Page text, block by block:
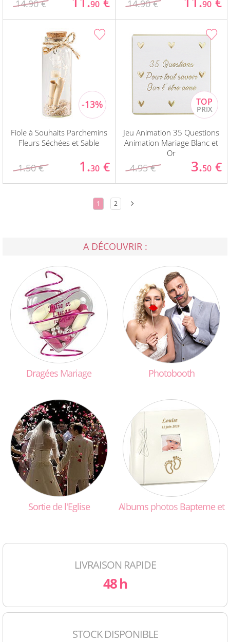
14.90 € 90 14.90 € 90
Fiole à Souhaits Parchemins
Fleurs Séchées et Sable
1.50 € 1.30 €
Jeu Animation 35 Questions
Animation Mariage Blanc et
Or
4.95 € 3.50 €
1 2
A DÉCOUVRIR :
Dragées Mariage Photobooth
Sortie del'Eglise Albums photosBapteme et
LIVRAISON RAPIDE
48 h
STOCK DISPONIBLE